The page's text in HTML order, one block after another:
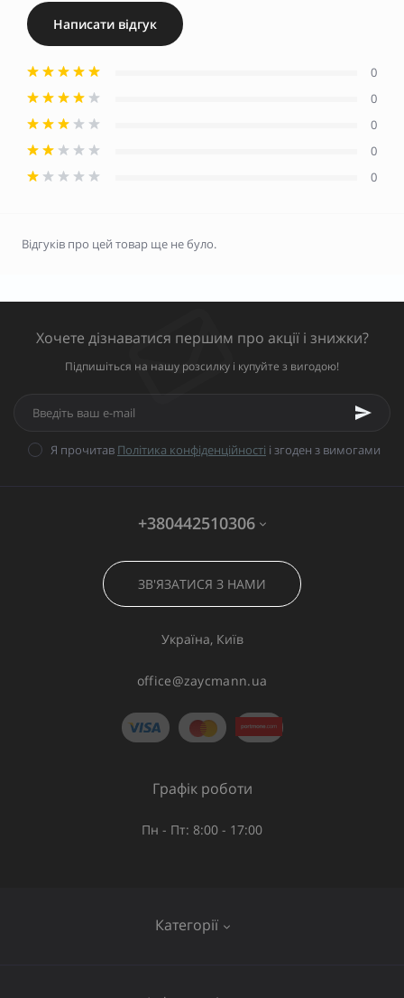
Написати відгук
0
0
0
0
0
Відгуків про цей товар ще не було.
Хочете дізнаватися першим про акції і знижки?
Підпишіться на нашу розсилку і купуйте з вигодою!
Я прочитав Політика конфіденційності і згоден з вимогами
+380442510306
ЗВ'ЯЗАТИСЯ З НАМИ
Україна, Київ
office@zaycmann.ua
Категорії
Графік роботи
Пн - Пт: 8:00 - 17:00